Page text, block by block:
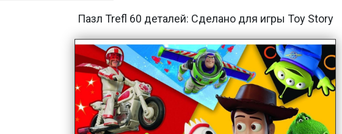
Пазл Trefl 60 деталей: Сделано для игры Toy Story